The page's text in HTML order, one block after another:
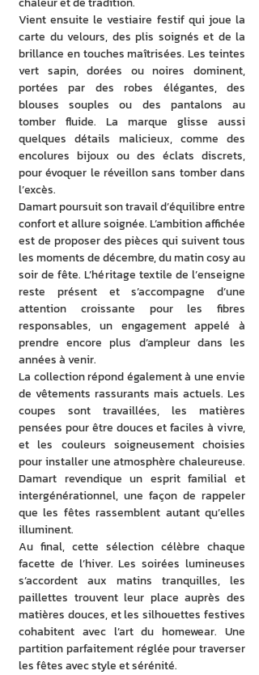
Vient ensuite le vestiaire festif qui joue la
carte du velours, des plis soignés et de la
brillance en touches maîtrisées. Les teintes
vert sapin, dorées ou noires dominent,
portées par des robes élégantes, des
blouses souples ou des pantalons au
tomber fluide. La marque glisse aussi
quelques détails malicieux, comme des
encolures bijoux ou des éclats discrets,
pour évoquer le réveillon sans tomber dans
l’excès.
Damart poursuit son travail d’équilibre entre
confort et allure soignée. L’ambition affichée
est de proposer des pièces qui suivent tous
les moments de décembre, du matin cosy au
soir de fête. L’héritage textile de l’enseigne
reste présent et s’accompagne d’une
attention croissante pour les fibres
responsables, un engagement appelé à
prendre encore plus d’ampleur dans les
années à venir.
La collection répond également à une envie
de vêtements rassurants mais actuels. Les
coupes sont travaillées, les matières
pensées pour être douces et faciles à vivre,
et les couleurs soigneusement choisies
pour installer une atmosphère chaleureuse.
Damart revendique un esprit familial et
intergénérationnel, une façon de rappeler
que les fêtes rassemblent autant qu’elles
illuminent.
Au final, cette sélection célèbre chaque
facette de l’hiver. Les soirées lumineuses
s’accordent aux matins tranquilles, les
paillettes trouvent leur place auprès des
matières douces, et les silhouettes festives
cohabitent avec l’art du homewear. Une
partition parfaitement réglée pour traverser
les fêtes avec style et sérénité.